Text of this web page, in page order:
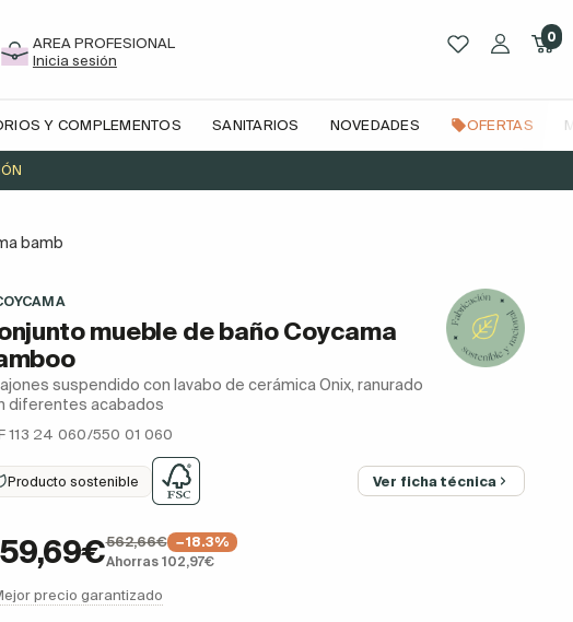
AREA PROFESIONAL
Inicia sesión
0
Y COMPLEMENTOS SANITARIOS NOVEDADES OFERTAS
bamboo
mueble de baño Coycama
suspendido con lavabo de cerámica Onix, ranurado
diferentes acabados
113 24 060/550 01 060
Producto sostenible Ver ficha técnica
562,66€
−18.3%
Ahorras 102,97€
precio garantizado